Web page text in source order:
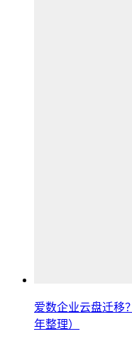
爱数企业云盘迁移
年整理）